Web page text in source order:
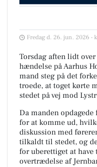
Fredag d. 26. jun. 2026 -
Torsdag aften lidt
hændelse på Aarhus
mand steg på det
troede, at toget kørte
stedet på vej mod
Da manden
for at komme ud,
diskussion med
tilkaldt til stedet, og
for uberettiget at
overtrædelse af